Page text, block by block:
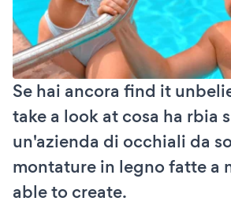
Se hai ancora find it
take a look at cosa ha rbia
un'azienda di occhiali da
montature in legno fatte a
able to create.